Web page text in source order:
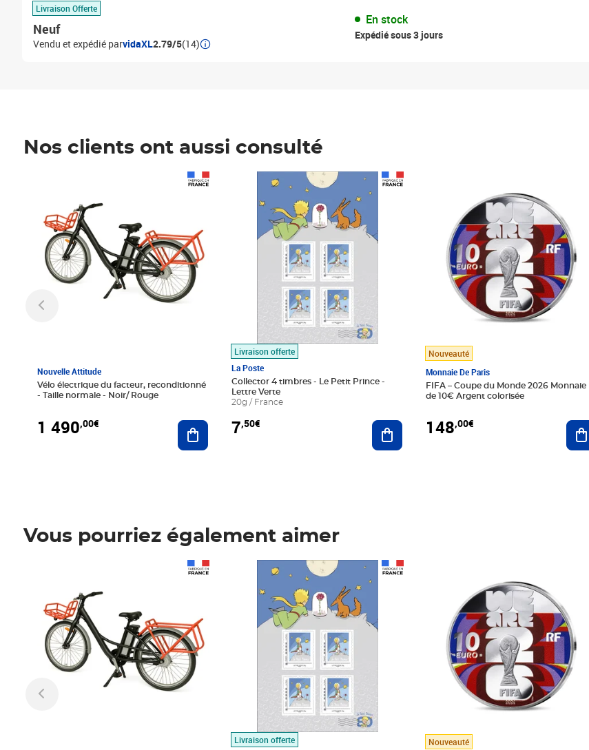
Livraison Offerte
Neuf
Vendu et expédié parvidaXL2.79/5(14)
En stock
Expédié sous 3 jours
Nos clients ont aussi consulté
Nouvelle Attitude
Vélo électrique du facteur, reconditionné
- Taille normale - Noir/ Rouge
1 490,00€ Ajouter au panier
Livraison offerte
La Poste
Collector 4 timbres - Le Petit Prince -
Lettre Verte
20g / France
7,50€
Prix 7,50€
Ajouter au panier
Nouveauté
Monnaie De Paris
FIFA – Coupe du Monde 2026 Monnaie
de 10€ Argent colorisée
148,00€
Vous pourriez également aimer
Livraison offerte
Prix 7,50€
Nouveauté